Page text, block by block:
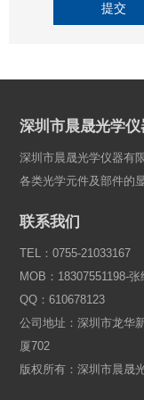
提交
深圳市晨晟光学仪
深圳市晨晟光学仪器有
各类光学元件及部件的
联系我们
TEL：0755-21033167
MOB：18307551198-张
QQ：610678123
公司地址：深圳市龙华
厦702
版权所有：深圳市晨晟